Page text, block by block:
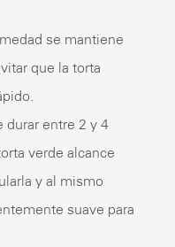
se mantiene
que la torta
durar entre 2 y 4
verde alcance
y al mismo
suave para